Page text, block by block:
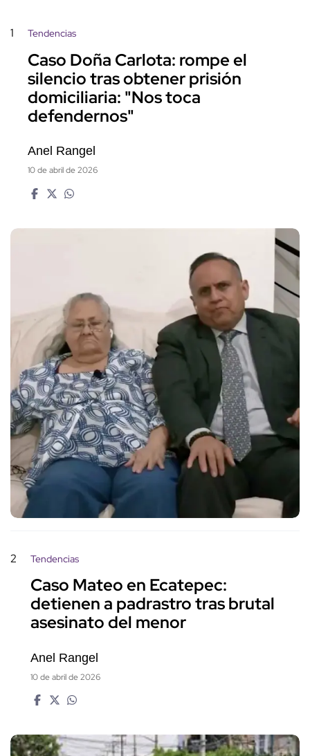
1 Tendencias
Caso Doña Carlota: rompe el
silencio tras obtener prisión
domiciliaria: "Nos toca
defendernos"
Anel Rangel
10 de abril de 2026
2 Tendencias
Caso Mateo en Ecatepec:
detienen a padrastro tras brutal
asesinato del menor
Anel Rangel
10 de abril de 2026